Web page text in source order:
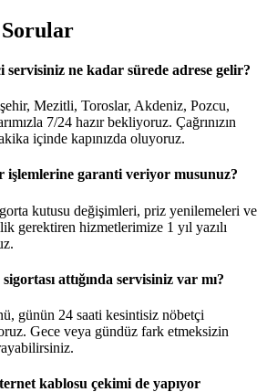
Sorular
ne kadar sürede adrese gelir?
Mezitli, Toroslar, Akdeniz, Pozcu,
7/24 hazır bekliyoruz. Çağrınızın
içinde kapınızda oluyoruz.
işlemlerine garanti veriyor musunuz?
kutusu değişimleri, priz yenilemeleri ve
gerektiren hizmetlerimize 1 yıl yazılı
attığında servisiniz var mı?
günün 24 saati kesintisiz nöbetçi
Gece veya gündüz fark etmeksizin
kablosu çekimi de yapıyor